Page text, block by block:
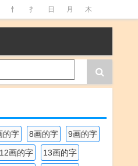
忄 扌 日 月 木
糹 艹 虫 言 足
的字 8画的字
9画的字
12画的字
13画的字